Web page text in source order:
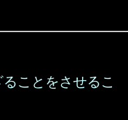
ことをさせるこ